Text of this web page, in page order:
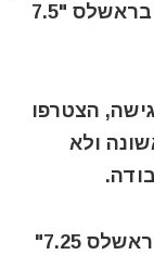
דיל למסור גרונג פנדל מקצועי נטען בראשלס "7.5
הצטרפו
ולא
גוף מסור גרונג פנדל מקצועי נטען בראשלס 7.25"